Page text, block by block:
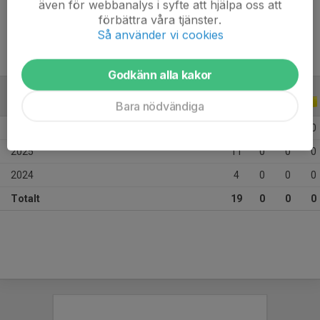
12 år
ALLA ÅR
0
2025 11 0 0 0
2024 4 0 0 0
Totalt 19 0 0 0
även för webbanalys i syfte att hjälpa oss att
förbättra våra tjänster.
Så använder vi cookies
Godkänn alla kakor
Bara nödvändiga